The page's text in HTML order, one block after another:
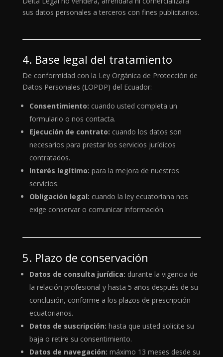
sus datos personales a terceros con fines publicitarios.
4. Base legal del tratamiento
De conformidad con la Ley Orgánica de Protección de
Datos Personales (LOPDP) del Ecuador:
Consentimiento: cuando usted completa un
formulario o nos contacta.
Ejecución de contrato: cuando los datos son
necesarios para prestar los servicios jurídicos
contratados.
Interés legítimo: para la mejora de nuestros
servicios.
Obligación legal: cuando la ley ecuatoriana nos
exige conservar o comunicar información.
5. Plazo de conservación
Datos de consulta jurídica: durante la vigencia de
la relación profesional y hasta 5 años después de su
conclusión, conforme a los plazos de prescripción
ecuatorianos.
Datos de suscripción: hasta que usted solicite su
baja o retire su consentimiento.
Datos de navegación: máximo 13 meses desde su